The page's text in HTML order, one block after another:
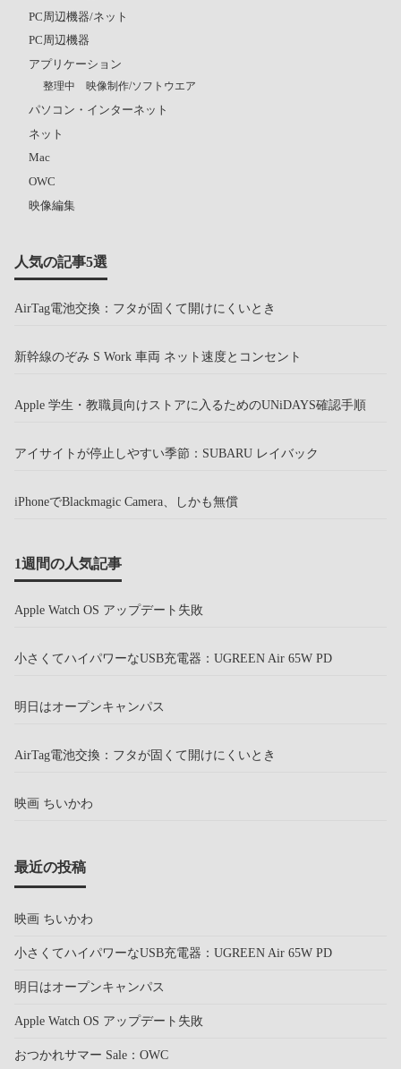
PC周辺機器/ネット
PC周辺機器
アプリケーション
整理中 映像制作/ソフトウエア
パソコン・インターネット
ネット
Mac
OWC
映像編集
人気の記事5選
AirTag電池交換：フタが固くて開けにくいとき
新幹線のぞみ S Work 車両 ネット速度とコンセント
Apple 学生・教職員向けストアに入るためのUNiDAYS確認手順
アイサイトが停止しやすい季節：SUBARU レイバック
iPhoneでBlackmagic Camera、しかも無償
1週間の人気記事
Apple Watch OS アップデート失敗
小さくてハイパワーなUSB充電器：UGREEN Air 65W PD
明日はオープンキャンパス
AirTag電池交換：フタが固くて開けにくいとき
映画 ちいかわ
最近の投稿
映画 ちいかわ
小さくてハイパワーなUSB充電器：UGREEN Air 65W PD
明日はオープンキャンパス
Apple Watch OS アップデート失敗
おつかれサマー Sale：OWC